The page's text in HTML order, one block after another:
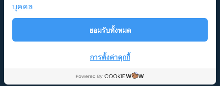
ลิขสิทธิ์ © 2026 โรงเรียนกวดวิชาแอพพลายด์ฟิสิกส์
นโยบายการ
บุคคล
ยอมรับทั้งหมด
การตั้งค่าคุกกี้